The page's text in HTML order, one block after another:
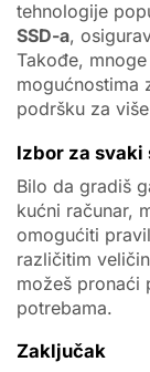
tehnologije
SSD-a,
Takođe,
mogućnostima
podršku za
Izbor za svaki
Bilo da gradiš
kućni računar,
omogućiti
različitim
možeš pronaći
potrebama.
Zaključak